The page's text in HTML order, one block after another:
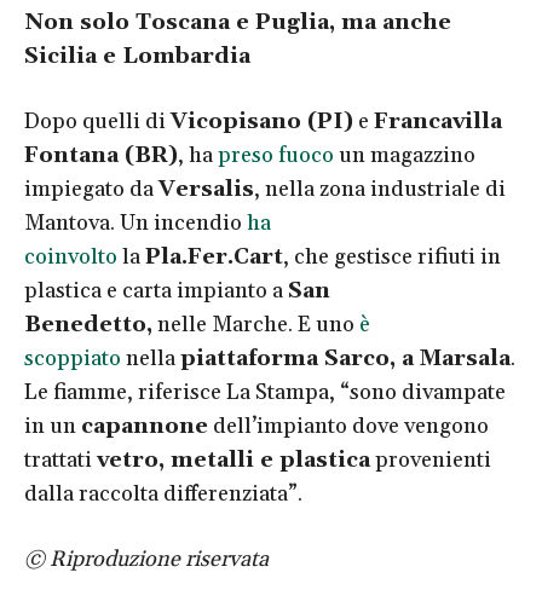
Non solo Toscana e Puglia, ma anche
Sicilia e Lombardia
Dopo quelli diVicopisano (PI) e Francavilla
Fontana (BR), hapreso fuoco un magazzino
impiegato daVersalis, nella zona industriale di
Mantova. Un incendio ha
coinvolto laPla.Fer.Cart, che gestisce rifiuti in
plastica e carta impianto a San
Benedetto, nelle Marche. E uno è
scoppiato nellapiattaforma Sarco, a Marsala.
Le fiamme, riferisce La Stampa, “sono divampate
in un capannone dell’impianto dove vengono
trattativetro, metalli e plasticaprovenienti
dalla raccolta differenziata”.
© Riproduzione riservata